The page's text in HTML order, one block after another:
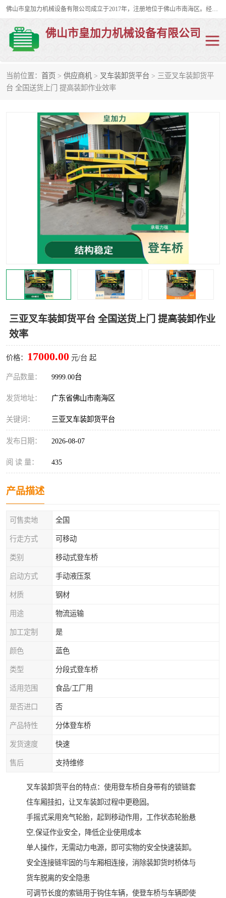
佛山市皇加力机械设备有限公司成立于2017年，注册地位于佛山市南海区。经营范围包括：其他机械设备及电子产品批发、电气设备批发、贸易代理、五金产品批发等；主要产品有：移动式登车桥、叉车装卸货平台、移动式升降机、升降货梯、油桶夹具、电动堆高车。
佛山市皇加力机械设备有限公司
当前位置： 首页 > 供应商机 > 叉车装卸货平台 > 三亚叉车装卸货平
台 全国送货上门 提高装卸作业效率
三亚叉车装卸货平台 全国送货上门 提高装卸作业
效率
价格： 17000.00 元/台 起
产品数量： 9999.00台
发货地址： 广东省佛山市南海区
关键词： 三亚叉车装卸货平台
发布日期： 2026-08-07
阅 读 量： 435
产品描述
可售卖地 全国
行走方式 可移动
类别 移动式登车桥
启动方式 手动液压泵
材质 钢材
用途 物流运输
加工定制 是
颜色 蓝色
类型 分段式登车桥
适用范围 食品/工厂用
是否进口 否
产品特性 分体登车桥
发货速度 快速
售后 支持维修
叉车装卸货平台的特点：使用登车桥自身带有的锁链套
住车厢挂扣，让叉车装卸过程中更稳固。
手摇式采用充气轮胎，起到移动作用，工作状态轮胎悬
空,保证作业安全，降低企业使用成本
单人操作，无需动力电源，即可实物的安全快速装卸。
安全连接链牢固的与车厢相连接，消除装卸货时桥体与
货车脱离的安全隐患
可调节长度的索链用于钩住车辆，使登车桥与车辆即使
移动式登车桥
步行式电动堆高车 移动登车台
叉车装卸货平台 电动搬运车
移动式升降平台 升降货梯
集装箱装柜平台 油桶夹具